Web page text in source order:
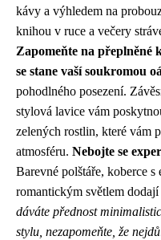
kávy a výhledem na
knihou v ruce a večery
Zapomeňte na přeplněné
se stane vaší soukromou
pohodlného posezení.
stylová lavice vám
zelených rostlin, které vám
atmosféru. Nebojte se
Barevné polštáře, koberce
romantickým světlem
dáváte přednost
stylu, nezapomeňte, že